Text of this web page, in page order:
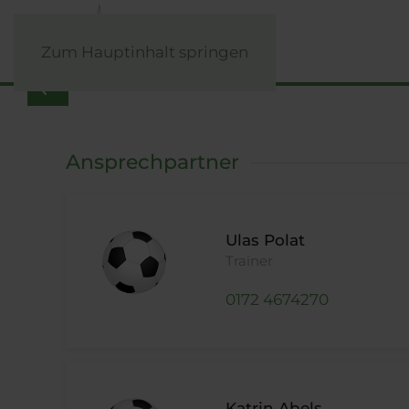
Zum Hauptinhalt springen
Ansprechpartner
Ulas Polat
Trainer
‭0172 4674270‬